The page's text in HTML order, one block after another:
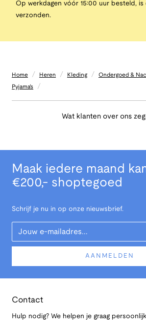
Op werkdagen vóór 15:00 uur besteld, is
verzonden.
Home / Heren / Kleding / Ondergoed &
Pyjama's /
Wat klanten over ons
Maak iedere maand
€200,- shoptegoed
Schrijf je nu in op onze nieuwsbrief.
Your Email
AANMELDEN
Contact
Hulp nodig? We helpen je graag